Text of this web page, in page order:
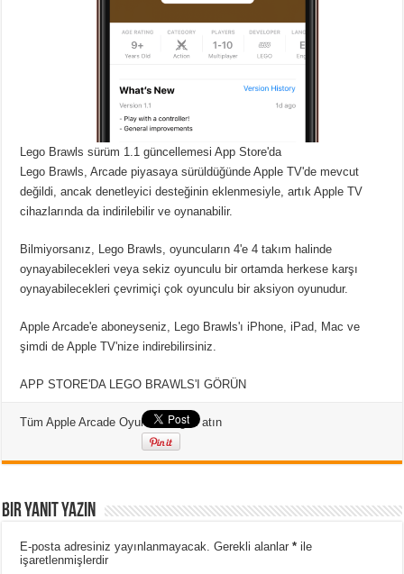
Lego Brawls sürüm 1.1 güncellemesi App Store'da
Lego Brawls, Arcade piyasaya sürüldüğünde Apple TV'de mevcut
değildi, ancak denetleyici desteğinin eklenmesiyle, artık Apple TV
cihazlarında da indirilebilir ve oynanabilir.
Bilmiyorsanız, Lego Brawls, oyuncuların 4'e 4 takım halinde
oynayabilecekleri veya sekiz oyunculu bir ortamda herkese karşı
oynayabilecekleri çevrimiçi çok oyunculu bir aksiyon oyunudur.
Apple Arcade'e aboneyseniz, Lego Brawls'ı iPhone, iPad, Mac ve
şimdi de Apple TV'nize indirebilirsiniz.
APP STORE'DA LEGO BRAWLS'I GÖRÜN
Tüm Apple Arcade Oyunlarına göz atın
Bir yanıt yazın
E-posta adresiniz yayınlanmayacak. Gerekli alanlar* ile
işaretlenmişlerdir